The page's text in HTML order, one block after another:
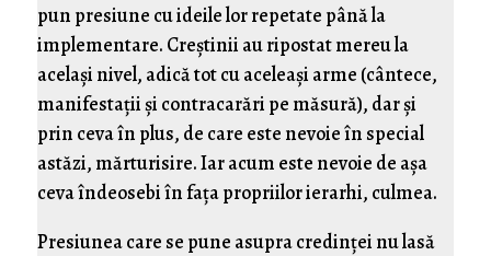
pun presiune cu ideile lor repetate până la
implementare. Creștinii au ripostat mereu la
același nivel, adică tot cu aceleași arme (cântece,
manifestații și contracarări pe măsură), dar și
prin ceva în plus, de care este nevoie în special
astăzi, mărturisire. Iar acum este nevoie de așa
ceva îndeosebi în fața propriilor ierarhi, culmea.
Presiunea care se pune asupra credinței nu lasă